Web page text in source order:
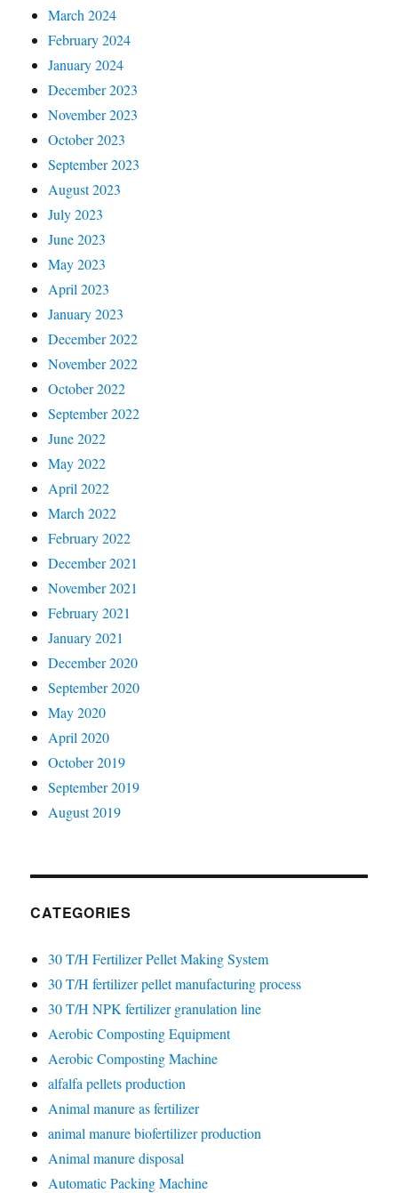
March 2024
February 2024
January 2024
December 2023
November 2023
October 2023
September 2023
August 2023
July 2023
June 2023
May 2023
April 2023
January 2023
December 2022
November 2022
October 2022
September 2022
June 2022
May 2022
April 2022
March 2022
February 2022
December 2021
November 2021
February 2021
January 2021
December 2020
September 2020
May 2020
April 2020
October 2019
September 2019
August 2019
CATEGORIES
30 T/H Fertilizer Pellet Making System
30 T/H fertilizer pellet manufacturing process
30 T/H NPK fertilizer granulation line
Aerobic Composting Equipment
Aerobic Composting Machine
alfalfa pellets production
Animal manure as fertilizer
animal manure biofertilizer production
Animal manure disposal
Automatic Packing Machine